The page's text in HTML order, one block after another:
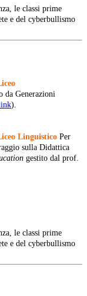
le classi prime
e del cyberbullismo
da Generazioni
).
Linguistico Per
sulla Didattica
gestito dal prof.
le classi prime
e del cyberbullismo